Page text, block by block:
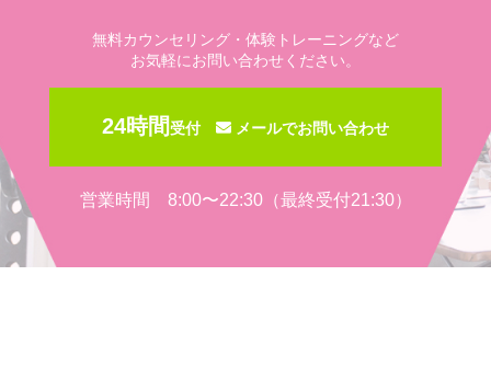
無料カウンセリング・体験トレーニングなど
お気軽にお問い合わせください。
24時間受付 メールでお問い合わせ
営業時間 8:00〜22:30（最終受付21:30）